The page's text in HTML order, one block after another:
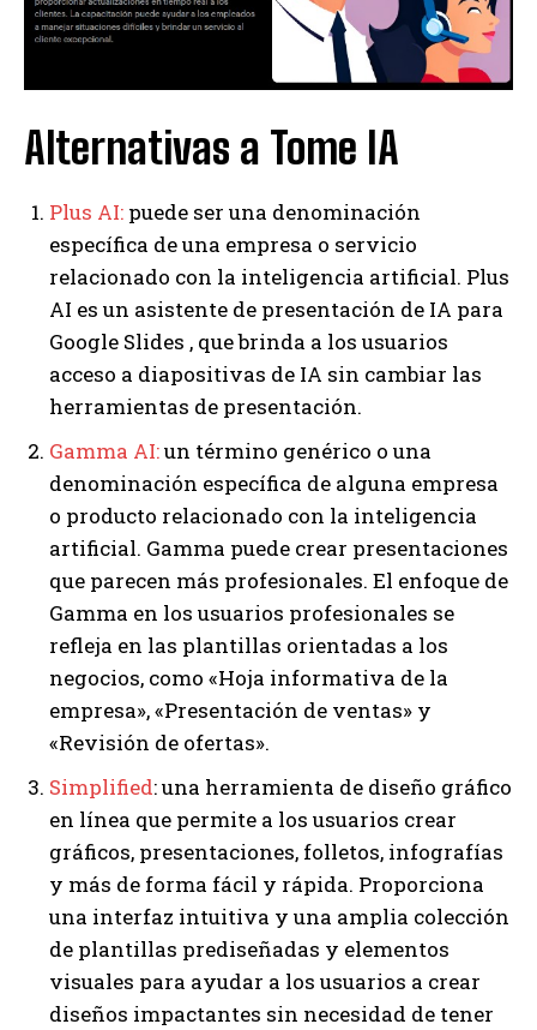
Alternativas a Tome IA
Plus AI: puede ser una denominación
específica de una empresa o servicio
relacionado con la inteligencia artificial. Plus
AI es un asistente de presentación de IA para
Google Slides , que brinda a los usuarios
acceso a diapositivas de IA sin cambiar las
herramientas de presentación.
Gamma AI:un término genérico o una
denominación específica de alguna empresa
o producto relacionado con la inteligencia
artificial. Gamma puede crear presentaciones
que parecen más profesionales. El enfoque de
Gamma en los usuarios profesionales se
refleja en las plantillas orientadas a los
negocios, como «Hoja informativa de la
empresa», «Presentación de ventas» y
«Revisión de ofertas».
Simplified: una herramienta de diseño gráfico
en línea que permite a los usuarios crear
gráficos, presentaciones, folletos, infografías
y más de forma fácil y rápida. Proporciona
una interfaz intuitiva y una amplia colección
de plantillas prediseñadas y elementos
visuales para ayudar a los usuarios a crear
diseños impactantes sin necesidad de tener